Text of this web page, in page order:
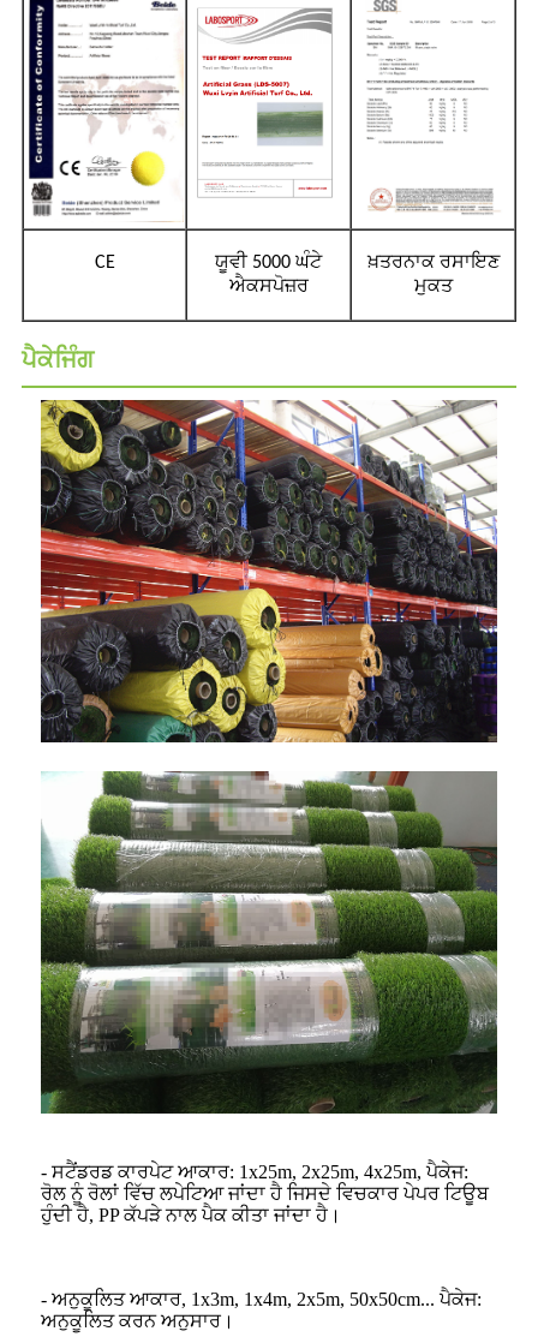
CE
ਯੂਵੀ 5000 ਘੰਟੇ
ਐਕਸਪੋਜ਼ਰ
ਖ਼ਤਰਨਾਕ ਰਸਾਇਣ
ਮੁਕਤ
ਪੈਕੇਜਿੰਗ
- ਸਟੈਂਡਰਡ ਕਾਰਪੇਟ ਆਕਾਰ: 1x25m, 2x25m, 4x25m, ਪੈਕੇਜ:
ਰੋਲ ਨੂੰ ਰੋਲਾਂ ਵਿੱਚ ਲਪੇਟਿਆ ਜਾਂਦਾ ਹੈ ਜਿਸਦੇ ਵਿਚਕਾਰ ਪੇਪਰ ਟਿਊਬ
ਹੁੰਦੀ ਹੈ, PP ਕੱਪੜੇ ਨਾਲ ਪੈਕ ਕੀਤਾ ਜਾਂਦਾ ਹੈ।
- ਅਨੁਕੂਲਿਤ ਆਕਾਰ, 1x3m, 1x4m, 2x5m, 50x50cm... ਪੈਕੇਜ:
ਅਨੁਕੂਲਿਤ ਕਰਨ ਅਨੁਸਾਰ।